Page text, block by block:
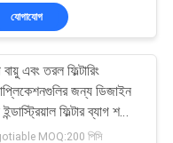
যোগাযোগ
বায়ু এবং তরল ফিল্টারিং
জন্য ডিজাইন
ফিল্টার ব্যাগ শক্তি
কনফিগারযোগ্য কোলার
MOQ:200 পিসি